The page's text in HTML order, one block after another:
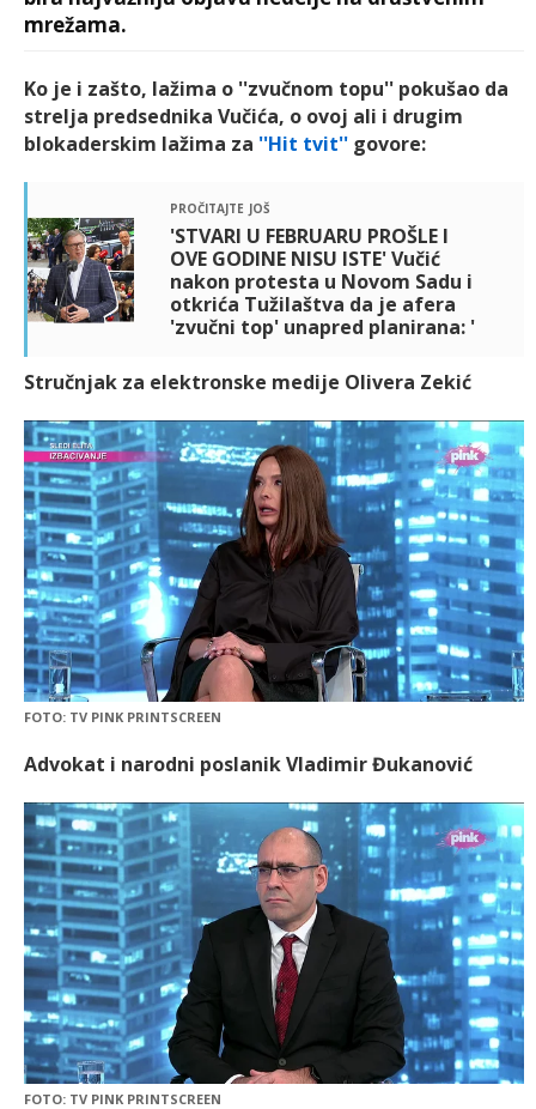
mrežama.
Ko je i zašto, lažima o ''zvučnom topu'' pokušao da
strelja predsednika Vučića, o ovoj ali i drugim
blokaderskim lažima za ''Hit tvit'' govore:
pročitajte još
'STVARI U FEBRUARU PROŠLE I
OVE GODINE NISU ISTE' Vučić
nakon protesta u Novom Sadu i
otkrića Tužilaštva da je afera
'zvučni top' unapred planirana: '
Stručnjak za elektronske medije Olivera Zekić
FOTO: TV PINK PRINTSCREEN
Advokat i narodni poslanik Vladimir Đukanović
FOTO: TV PINK PRINTSCREEN